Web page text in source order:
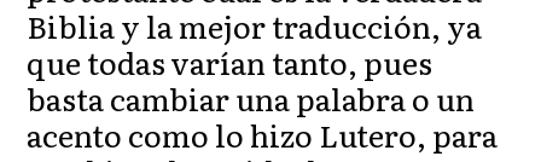
Biblia y la mejor traducción, ya
que todas varían tanto, pues
basta cambiar una palabra o un
acento como lo hizo Lutero, para